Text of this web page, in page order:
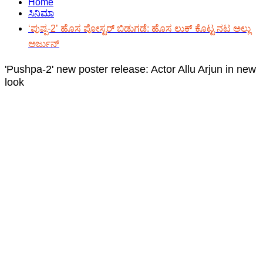
Home
ಸಿನಿಮಾ
‘ಪುಷ್ಪ-2’ ಹೊಸ ಪೋಸ್ಟರ್ ಬಿಡುಗಡೆ: ಹೊಸ ಲುಕ್ ಕೊಟ್ಟ ನಟ ಅಲ್ಲು
ಅರ್ಜುನ್
'Pushpa-2' new poster release: Actor Allu Arjun in new
look